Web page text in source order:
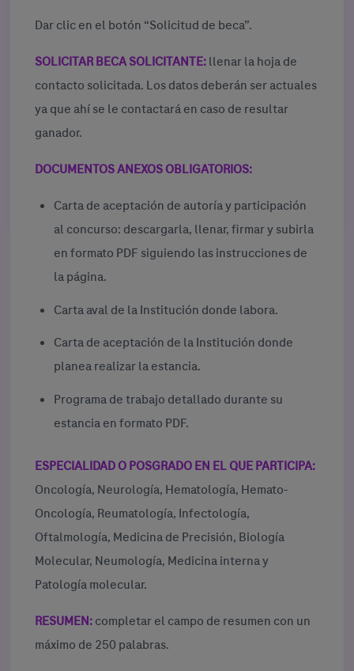
Dar clic en el botón “Solicitud de beca”.
SOLICITAR BECA SOLICITANTE:llenar la hoja de
contacto solicitada. Los datos deberán ser actuales
ya que ahí se le contactará en caso de resultar
ganador.
DOCUMENTOS ANEXOS OBLIGATORIOS:
Carta de aceptación de autoría y participación
al concurso: descargarla, llenar, firmar y subirla
en formato PDF siguiendo las instrucciones de
la página.
Carta aval de la Institución donde labora.
Carta de aceptación de la Institución donde
planea realizar la estancia.
Programa de trabajo detallado durante su
estancia en formato PDF.
ESPECIALIDAD O POSGRADO EN EL QUE PARTICIPA:
Oncología, Neurología, Hematología, Hemato-
Oncología, Reumatología, Infectología,
Oftalmología, Medicina de Precisión, Biología
Molecular, Neumología, Medicina interna y
Patología molecular.
RESUMEN:completar el campo de resumen con un
máximo de 250 palabras.